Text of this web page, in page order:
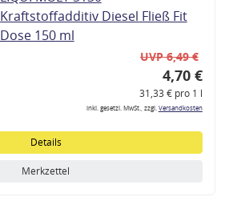
Kraftstoffadditiv Diesel Fließ Fit
Dose 150 ml
UVP 6,49 €
4,70 €
31,33 € pro 1 l
inkl. gesetzl. MwSt., zzgl.Versandkosten
Details
Merkzettel